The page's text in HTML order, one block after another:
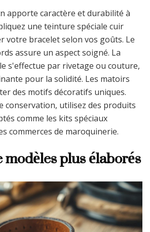
apporte caractère et durabilité à
une teinture spéciale cuir
votre bracelet selon vos goûts. Le
assure un aspect soigné. La
s'effectue par rivetage ou couture,
pour la solidité. Les matoirs
des motifs décoratifs uniques.
conservation, utilisez des produits
comme les kits spéciaux
commerces de maroquinerie.
plus élaborés